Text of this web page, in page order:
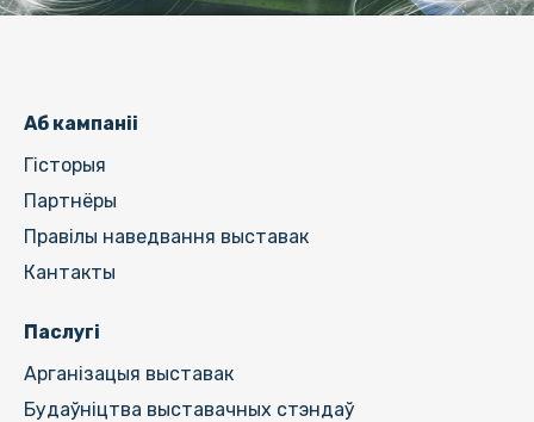
Аб кампаніі
Гiсторыя
Партнёры
Правілы наведвання выставак
Кантакты
Паслугі
Арганізацыя выставак
Будаўніцтва выставачных стэндаў